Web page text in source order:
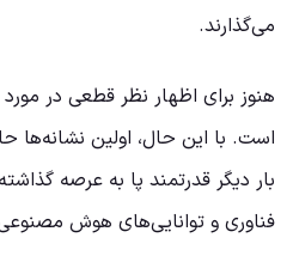
می‌گذارند.
هنوز برای اظهار نظر قطعی در
است. با این حال، اولین نشانه‌ها
بار دیگر قدرتمند پا به عرصه
فناوری و توانایی‌های هوش